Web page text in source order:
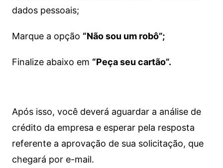
dados pessoais;
Marque a opção “Não sou um robô”;
Finalize abaixo em “Peça seu cartão”.
Após isso, você deverá aguardar a análise de
crédito da empresa e esperar pela resposta
referente a aprovação de sua solicitação, que
chegará por e-mail.